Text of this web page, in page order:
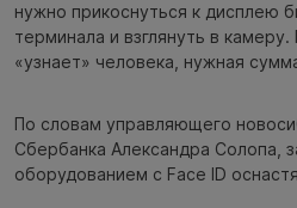
нужно прикоснуться к дисплею
терминала и взглянуть в камеру.
«узнает» человека, нужная
По словам управляющего
Сбербанка Александра Солопа,
оборудованием с Face ID